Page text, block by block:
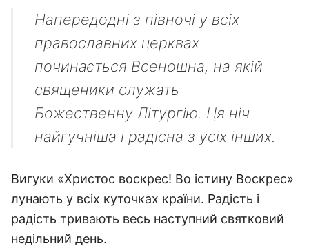
Напередодні з півночі у всіх
православних церквах
починається Всеношна, на якій
священики служать
Божественну Літургію. Ця ніч
найгучніша і радісна з усіх інших.
Вигуки «Христос воскрес! Во істину Воскрес»
лунають у всіх куточках країни. Радість і
радість тривають весь наступний святковий
недільний день.